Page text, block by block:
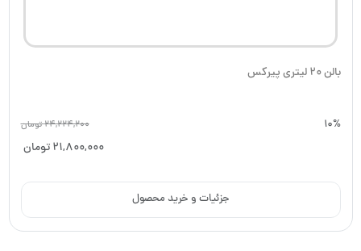
بالن 20 لیتری پیرکس
10%
24,224,200تومان
21,800,000تومان
جزئیات و خرید محصول